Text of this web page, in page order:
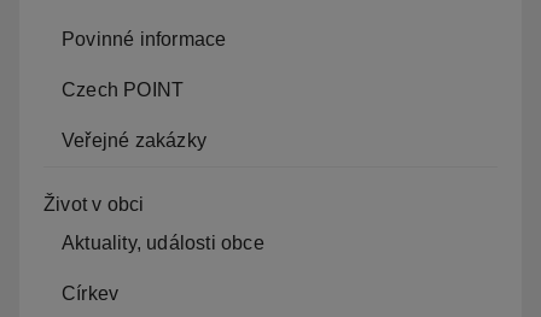
Povinné informace
Czech POINT
Veřejné zakázky
Život v obci
Aktuality, události obce
Církev